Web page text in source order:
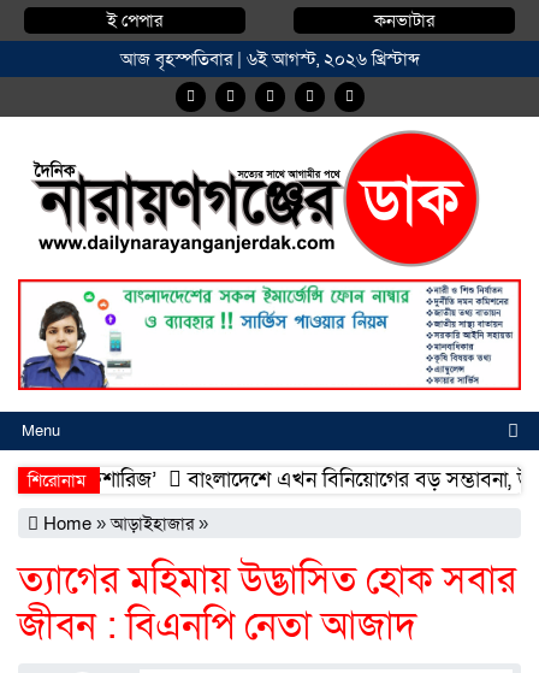
ই পেপার
কনভাটার
আজ বৃহস্পতিবার | ৬ই আগস্ট, ২০২৬ খ্রিস্টাব্দ
Menu
শিরোনাম
ফিশারিজ’
বাংলাদেশে এখন বিনিয়োগের বড় সম্ভাবনা,
Home »আড়াইহাজার»
ত্যাগের মহিমায় উদ্ভাসিত হোক সবার
জীবন : বিএনপি নেতা আজাদ